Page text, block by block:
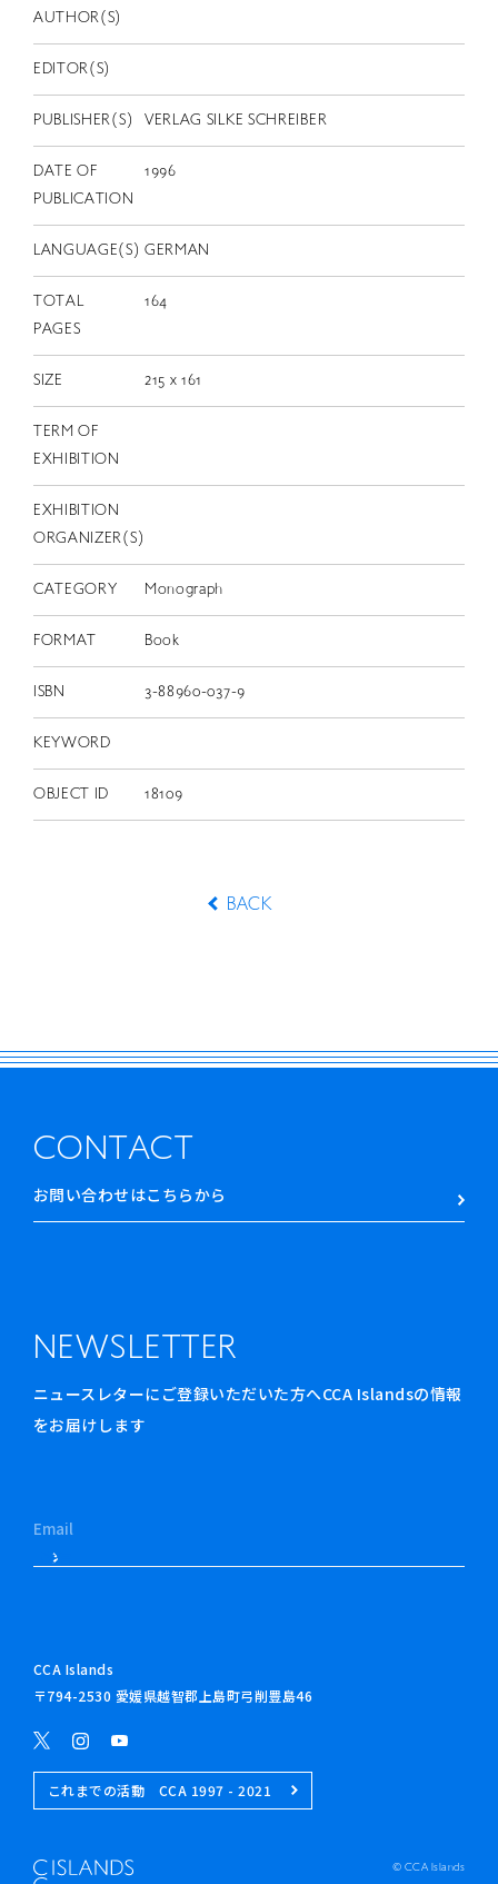
AUTHOR(S)
EDITOR(S)
PUBLISHER(S) VERLAG SILKE SCHREIBER
DATE OF
PUBLICATION
1996
LANGUAGE(S) GERMAN
TOTAL
PAGES
164
SIZE 215 x 161
TERM OF
EXHIBITION
EXHIBITION
ORGANIZER(S)
CATEGORY Monograph
FORMAT Book
ISBN 3-88960-037-9
KEYWORD
OBJECT ID 18109
BACK
CONTACT
お問い合わせはこちらから
NEWSLETTER
ニュースレターにご登録いただいた方へCCA Islandsの情報
をお届けします
CCA Islands
〒794-2530 愛媛県越智郡上島町弓削豊島46
これまでの活動 CCA 1997 - 2021
© CCA Islands